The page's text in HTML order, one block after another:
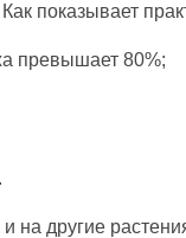
показывает
превышает 80%;
другие